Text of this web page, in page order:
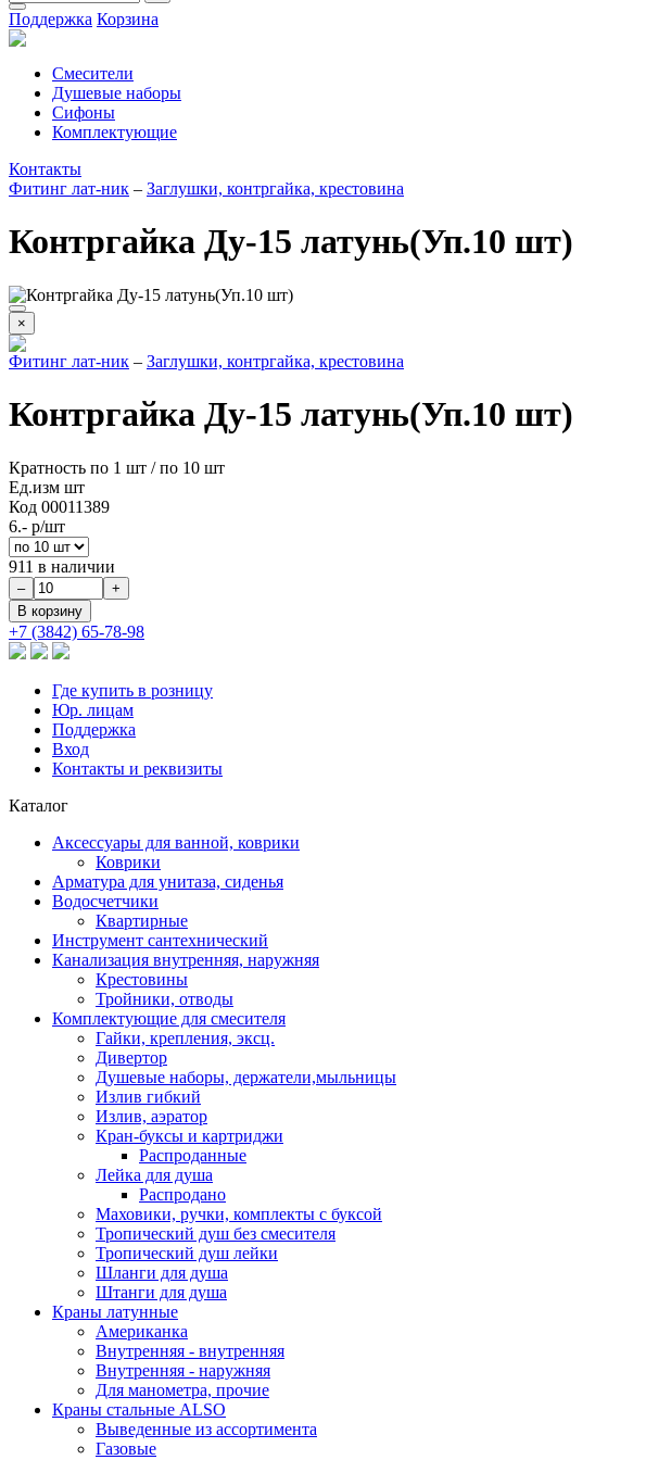
Поддержка Корзина
Смесители
Душевые наборы
Сифоны
Комплектующие
Контакты
Фитинг лат-ник – Заглушки, контргайка, крестовина
Контргайка Ду-15 латунь(Уп.10 шт)
×
Фитинг лат-ник – Заглушки, контргайка, крестовина
Контргайка Ду-15 латунь(Уп.10 шт)
Кратность по 1 шт /по 10 шт
Ед.изм шт
Код 00011389
6.- р/шт
911 в наличии
+7 (3842) 65-78-98
Где купить в розницу
Юр. лицам
Поддержка
Вход
Контакты и реквизиты
Каталог
Аксессуары для ванной, коврики
Коврики
Арматура для унитаза, сиденья
Водосчетчики
Квартирные
Инструмент сантехнический
Канализация внутренняя, наружняя
Крестовины
Тройники, отводы
Комплектующие для смесителя
Гайки, крепления, эксц.
Дивертор
Душевые наборы, держатели,мыльницы
Излив гибкий
Излив, аэратор
Кран-буксы и картриджи
Распроданные
Лейка для душа
Распродано
Маховики, ручки, комплекты с буксой
Тропический душ без смесителя
Тропический душ лейки
Шланги для душа
Штанги для душа
Краны латунные
Американка
Внутренняя - внутренняя
Внутренняя - наружняя
Для манометра, прочие
Краны стальные ALSO
Выведенные из ассортимента
Газовые